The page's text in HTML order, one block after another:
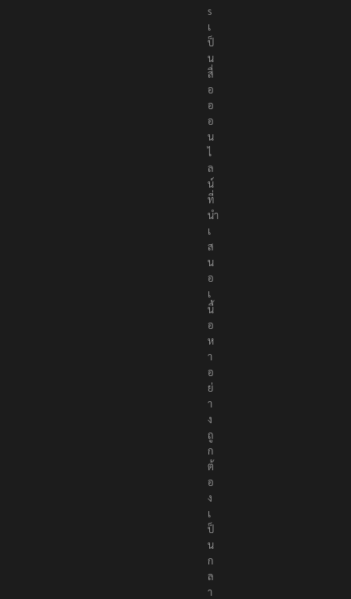
s
เ
ป็
น
สื่
อ
อ
อ
น
ไ
ล
น์
ที่
นำ
เ
ส
น
อ
เ
นื้
อ
ห
า
อ
ย่
า
ง
ถู
ก
ต้
อ
ง
เ
ป็
น
ก
ล
า